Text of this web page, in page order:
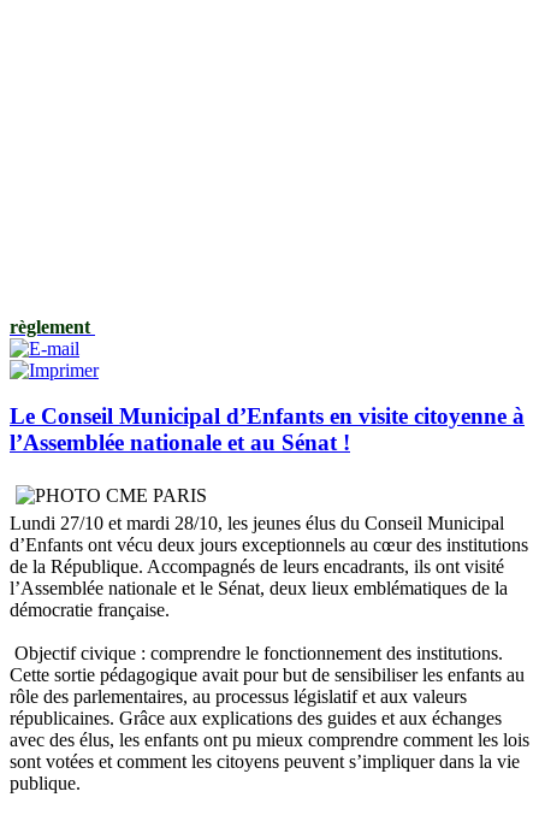
règlement
Le Conseil Municipal d’Enfants en visite citoyenne à
l’Assemblée nationale et au Sénat !
Lundi 27/10 et mardi 28/10, les jeunes élus du Conseil Municipal
d’Enfants ont vécu deux jours exceptionnels au cœur des institutions
de la République. Accompagnés de leurs encadrants, ils ont visité
l’Assemblée nationale et le Sénat, deux lieux emblématiques de la
démocratie française.
Objectif civique : comprendre le fonctionnement des institutions.
Cette sortie pédagogique avait pour but de sensibiliser les enfants au
rôle des parlementaires, au processus législatif et aux valeurs
républicaines. Grâce aux explications des guides et aux échanges
avec des élus, les enfants ont pu mieux comprendre comment les lois
sont votées et comment les citoyens peuvent s’impliquer dans la vie
publique.